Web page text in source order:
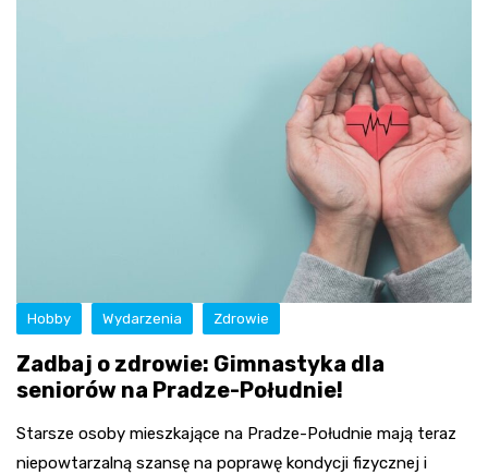
Hobby Wydarzenia Zdrowie
Zadbaj o zdrowie: Gimnastyka dla
seniorów na Pradze-Południe!
Starsze osoby mieszkające na Pradze-Południe mają teraz
niepowtarzalną szansę na poprawę kondycji fizycznej i